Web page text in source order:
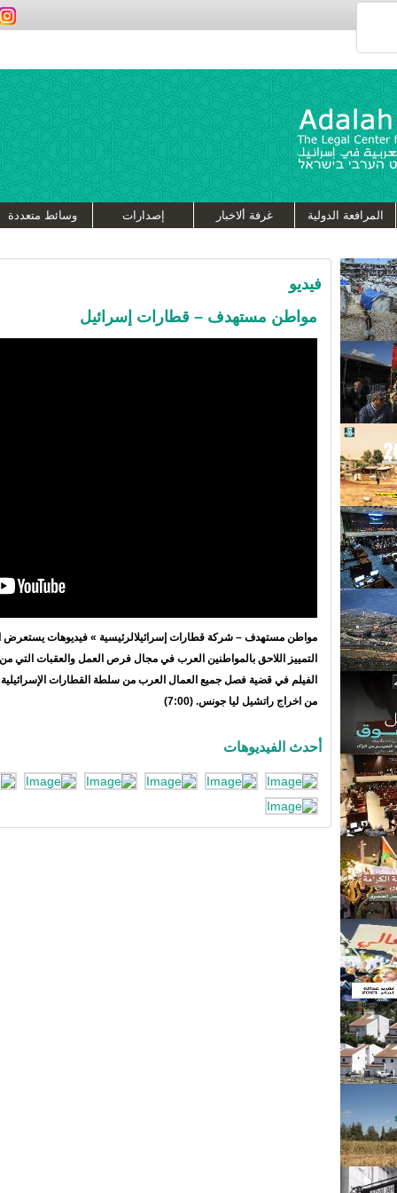
المرافعة الدولية غرفة ألاخبار إصدارات وسائط متعددة
فيديو
مواطن مستهدف – قطارات إسرائيل
مواطن مستهدف – شركة قطارات إسرائيلالرئيسية » فيديوهات يستعرض
التمييز اللاحق بالمواطنين العرب في مجال فرص العمل والعقبات التي
الفيلم في قضية فصل جميع العمال العرب من سلطة القطارات
من اخراج راتشيل ليا جونس. (7:00)
أحدث الفيديوهات